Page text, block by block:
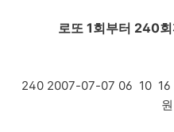
로또 1회부터 240
240 2007-07-07 06 10